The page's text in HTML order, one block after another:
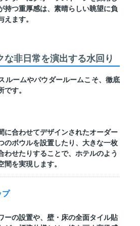
持つ重厚感は、素晴らしい眺望に負
えます。
な非日常を演出する水回り
ルームやパウダールームこそ、徹底
です。
に合わせてデザインされたオーダー
のボウルを設置したり、大きな一枚
わせたりすることで、ホテルのよう
間を実現します。
プ
ーの設置や、壁・床の全面タイル貼